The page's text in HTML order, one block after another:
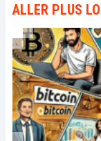
sociétaux de
ALLER PLUS